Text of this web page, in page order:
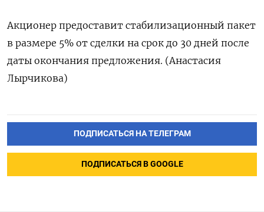
Акционер предоставит стабилизационный пакет
в размере 5% от сделки на срок до 30 дней после
даты окончания предложения. (Анастасия
Лырчикова)
ПОДПИСАТЬСЯ НА ТЕЛЕГРАМ
ПОДПИСАТЬСЯ В GOOGLE